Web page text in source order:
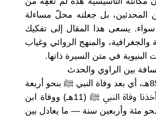
بل جعلته محلّ مساءلة
يسعى هذا المقال إلى تفكيك
والجغرافية، والمنهج الروائي وغياب
البنيوية في متن السيرة ذاتها.
بين الراوي والحدث
وُلد محمد بن إسحاق في المدينة المنورة عام 85هـ، أي بعد وفاة النبي ﷺ بنحو أربعة
وسبعين عاماً، وتُوفّي ببغداد عام 151هـ. وإذا أخذنا وفاة النبي ﷺ (11هـ) ووفاة ابن
مئة وأربعين سنة — ما يعادل بين